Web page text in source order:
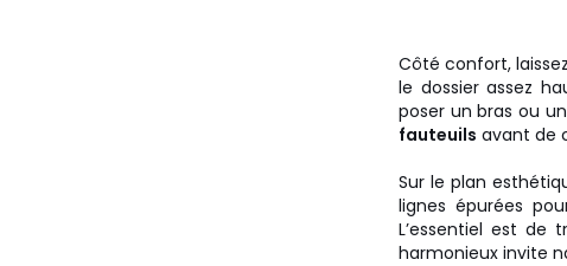
Côté confort,
le dossier assez
poser un bras ou
fauteuils avant de
Sur le plan
lignes épurées
L’essentiel est
harmonieux invite